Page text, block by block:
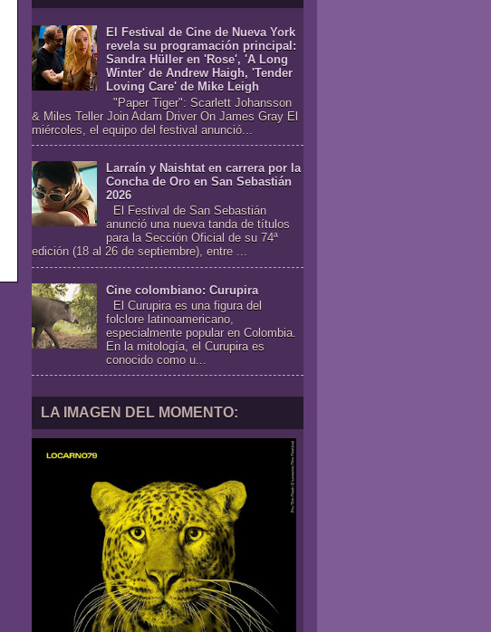
El Festival de Cine de Nueva York
revela su programación principal:
Sandra Hüller en 'Rose', 'A Long
Winter' de Andrew Haigh, 'Tender
Loving Care' de Mike Leigh
"Paper Tiger": Scarlett Johansson
& Miles Teller Join Adam Driver On James Gray El
miércoles, el equipo del festival anunció...
Larraín y Naishtat en carrera por la
Concha de Oro en San Sebastián
2026
El Festival de San Sebastián
anunció una nueva tanda de títulos
para la Sección Oficial de su 74ª
edición (18 al 26 de septiembre), entre ...
Cine colombiano: Curupira
El Curupira es una figura del
folclore latinoamericano,
especialmente popular en Colombia.
En la mitología, el Curupira es
conocido como u...
LA IMAGEN DEL MOMENTO: